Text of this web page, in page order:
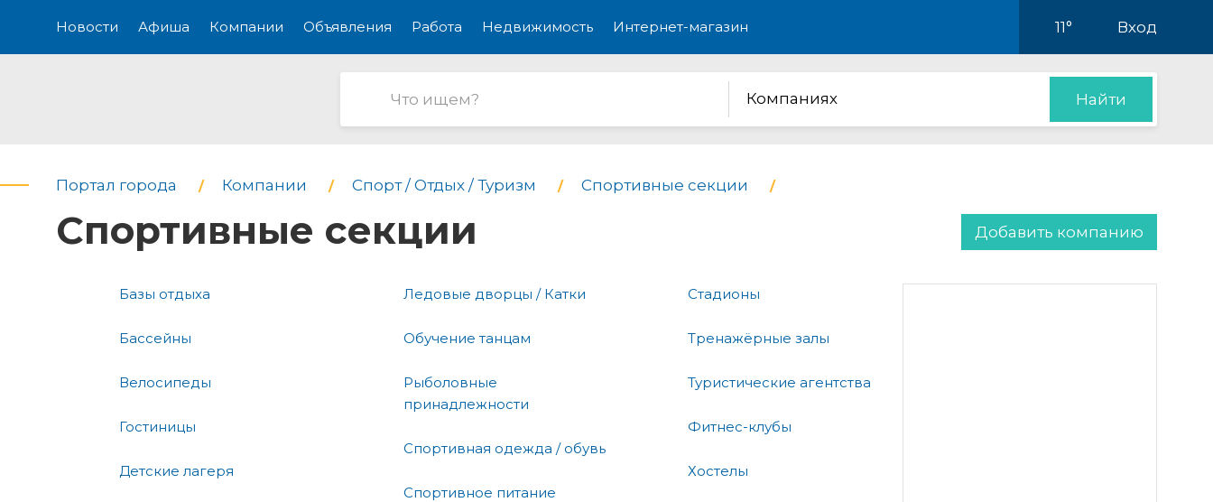
Новости Афиша Компании Объявления Работа Недвижимость Интернет-магазин 11° Вход
Компаниях Найти
Портал города Компании Спорт / Отдых / Туризм Спортивные секции
Спортивные секции Добавить компанию
Базы отдыха
Бассейны
Велосипеды
Гостиницы
Детские лагеря
Ледовые дворцы / Катки
Обучение танцам
Рыболовные
принадлежности
Спортивная одежда / обувь
Спортивное питание
Стадионы
Тренажёрные залы
Туристические агентства
Фитнес-клубы
Хостелы